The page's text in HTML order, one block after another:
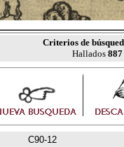
Criterios de
Hallados 887
C90-12